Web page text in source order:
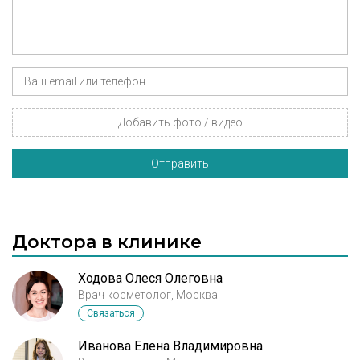
Добавить фото / видео
Отправить
Доктора в клинике
Ходова Олеся Олеговна
Врач косметолог, Москва
Связаться
Иванова Елена Владимировна